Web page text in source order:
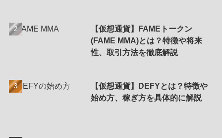
【仮想通貨】FAMEトークン
(FAME MMA)とは？特徴や将来
性、取引方法を徹底解説
【仮想通貨】DEFYとは？特徴や
始め方、稼ぎ方を具体的に解説